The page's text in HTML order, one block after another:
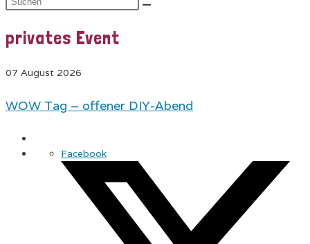
privates Event
07 August 2026
WOW Tag – offener DIY-Abend
Facebook